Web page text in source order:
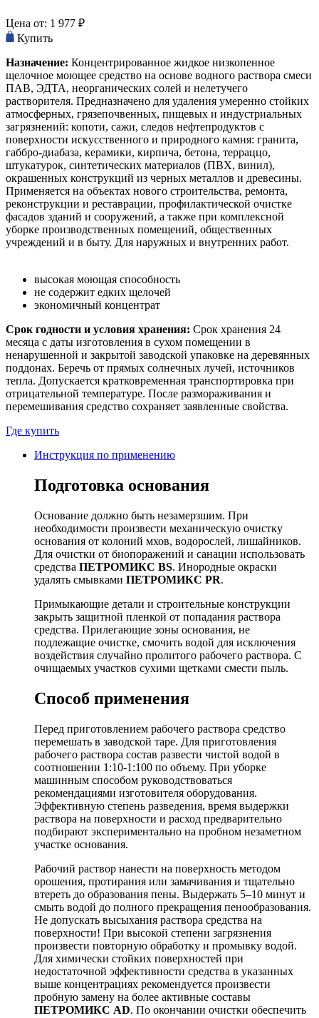
Цена от: 1 977 ₽
Купить
Назначение: Концентрированное жидкое низкопенное
щелочное моющее средство на основе водного раствора смеси
ПАВ, ЭДТА, неорганических солей и нелетучего
растворителя. Предназначено для удаления умеренно стойких
атмосферных, грязепочвенных, пищевых и индустриальных
загрязнений: копоти, сажи, следов нефтепродуктов с
поверхности искусственного и природного камня: гранита,
габбро-диабаза, керамики, кирпича, бетона, терраццо,
штукатурок, синтетических материалов (ПВХ, винил),
окрашенных конструкций из черных металлов и древесины.
Применяется на объектах нового строительства, ремонта,
реконструкции и реставрации, профилактической очистке
фасадов зданий и сооружений, а также при комплексной
уборке производственных помещений, общественных
учреждений и в быту. Для наружных и внутренних работ.
высокая моющая способность
не содержит едких щелочей
экономичный концентрат
Срок годности и условия хранения: Срок хранения 24
месяца с даты изготовления в сухом помещении в
ненарушенной и закрытой заводской упаковке на деревянных
поддонах. Беречь от прямых солнечных лучей, источников
тепла. Допускается кратковременная транспортировка при
отрицательной температуре. После размораживания и
перемешивания средство сохраняет заявленные свойства.
Где купить
Инструкция по применению
Подготовка основания
Основание должно быть незамерзшим. При
необходимости произвести механическую очистку
основания от колоний мхов, водорослей, лишайников.
Для очистки от биопоражений и санации использовать
средства ПЕТРОМИКС BS. Инородные окраски
удалять смывками ПЕТРОМИКС PR.
Примыкающие детали и строительные конструкции
закрыть защитной пленкой от попадания раствора
средства. Прилегающие зоны основания, не
подлежащие очистке, смочить водой для исключения
воздействия случайно пролитого рабочего раствора. C
очищаемых участков сухими щетками смести пыль.
Способ применения
Перед приготовлением рабочего раствора средство
перемешать в заводской таре. Для приготовления
рабочего раствора состав развести чистой водой в
соотношении 1:10-1:100 по объему. При уборке
машинным способом руководствоваться
рекомендациями изготовителя оборудования.
Эффективную степень разведения, время выдержки
раствора на поверхности и расход предварительно
подбирают экспериментально на пробном незаметном
участке основания.
Рабочий раствор нанести на поверхность методом
орошения, протирания или замачивания и тщательно
втереть до образования пены. Выдержать 5–10 минут и
смыть водой до полного прекращения пенообразования.
Не допускать высыхания раствора средства на
поверхности! При высокой степени загрязнения
произвести повторную обработку и промывку водой.
Для химически стойких поверхностей при
недостаточной эффективности средства в указанных
выше концентрациях рекомендуется произвести
пробную замену на более активные составы
ПЕТРОМИКС AD. По окончании очистки обеспечить